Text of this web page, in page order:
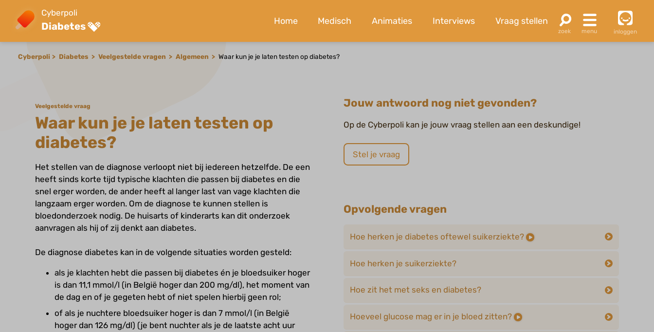
Cyberpoli
Diabetes Home Medisch Animaties Interviews Vraag stellen
inloggen
Cyberpoli Diabetes Veelgestelde vragen Algemeen Waar kun je je laten testen op diabetes?
Veelgestelde vraag
Waar kun je je laten testen op
diabetes?
Het stellen van de diagnose verloopt niet bij iedereen hetzelfde. De een
heeft sinds korte tijd typische klachten die passen bij diabetes en die
snel erger worden, de ander heeft al langer last van vage klachten die
langzaam erger worden. Om de diagnose te kunnen stellen is
bloedonderzoek nodig. De huisarts of kinderarts kan dit onderzoek
aanvragen als hij of zij denkt aan diabetes.
De diagnose diabetes kan in de volgende situaties worden gesteld:
als je klachten hebt die passen bij diabetes én je bloedsuiker hoger
is dan 11,1 mmol/l (in België hoger dan 200 mg/dl), het moment van
de dag en of je gegeten hebt of niet spelen hierbij geen rol;
of als je nuchtere bloedsuiker hoger is dan 7 mmol/l (in België
hoger dan 126 mg/dl) (je bent nuchter als je de laatste acht uur
Jouw antwoord nog niet gevonden?
Op de Cyberpoli kan je jouw vraag stellen aan een deskundige!
Stel je vraag
Opvolgende vragen
Hoe herken je diabetes oftewel suikerziekte?
Hoe herken je suikerziekte?
Hoe zit het met seks en diabetes?
Hoeveel glucose mag er in je bloed zitten?